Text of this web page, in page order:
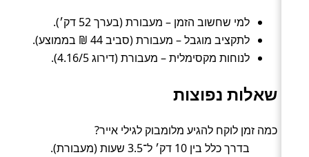
למי שחשוב הזמן – מעבורת (בערך 52 דק׳).
לתקציב מוגבל – מעבורת (סביב 44 ₪ בממוצע).
לנוחות מקסימלית – מעבורת (דירוג 4.16/5).
שאלות נפוצות
כמה זמן לוקח להגיע מלומבוק לגילי אייר?
בדרך כלל בין 10 דק׳ ל־3.5 שעות (מעבורת).